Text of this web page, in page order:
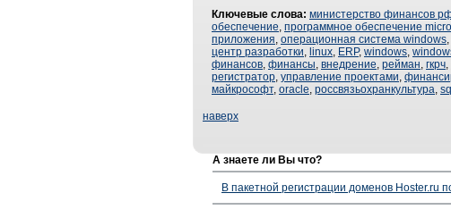
Ключевые слова: министерство финансов
обеспечение, программное обеспечение
приложения, операционная система windows,
центр разработки, linux, ERP, windows,
финансов, финансы, внедрение, рейман, гкрч,
регистратор, управление проектами,
майкрософт, oracle, россвязьохранкультура, sql
наверх
А знаете ли Вы что?
В пакетной регистрации доменов Hoster.ru